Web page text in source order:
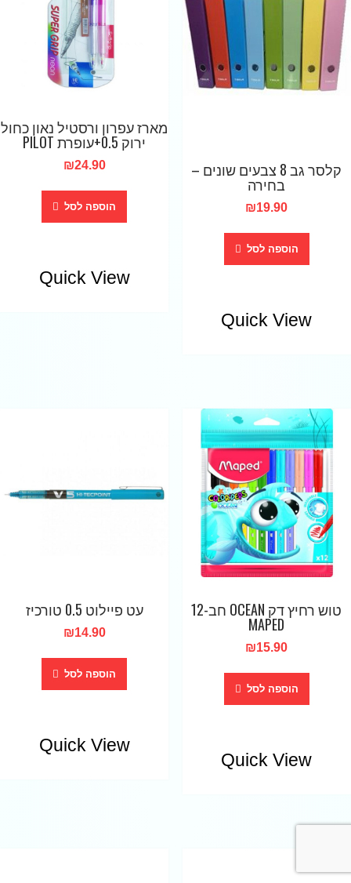
קלסר גב 8 צבעים שונים –
בחירה
₪19.90
הוספה לסל
Quick View
מארז עפרון ורסטיל נאון כחול
ירוק 0.5+עופרת PILOT
₪24.90
הוספה לסל
Quick View
טוש רחיץ דק OCEAN חב-12
MAPED
₪15.90
הוספה לסל
Quick View
עט פיילוט 0.5 טורכיז
₪14.90
הוספה לסל
Quick View